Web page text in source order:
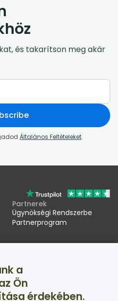
és takarítson meg akár
Általános Feltételeket.
Partnerek
Ügynökségi Rendszerbe
Partnerprogram
Közösségi oldalak
Facebook
Twitter
a
Ön
érdekében.